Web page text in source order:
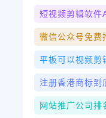
短视频剪辑软件
微信公众号免费
平板可以视频剪
注册香港商标到
网站推广公司排